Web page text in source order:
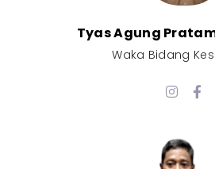
Tyas Agung
Waka Bidang